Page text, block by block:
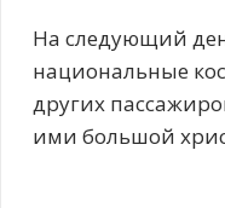
На следующий
национальные
других
ими большой